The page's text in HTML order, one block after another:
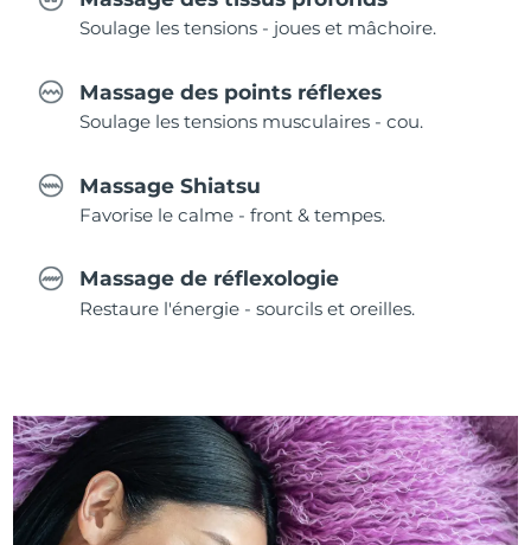
Soulage les tensions - joues et mâchoire.
Massage des points réflexes
Soulage les tensions musculaires - cou.
Massage Shiatsu
Favorise le calme - front & tempes.
Massage de réflexologie
Restaure l'énergie - sourcils et oreilles.